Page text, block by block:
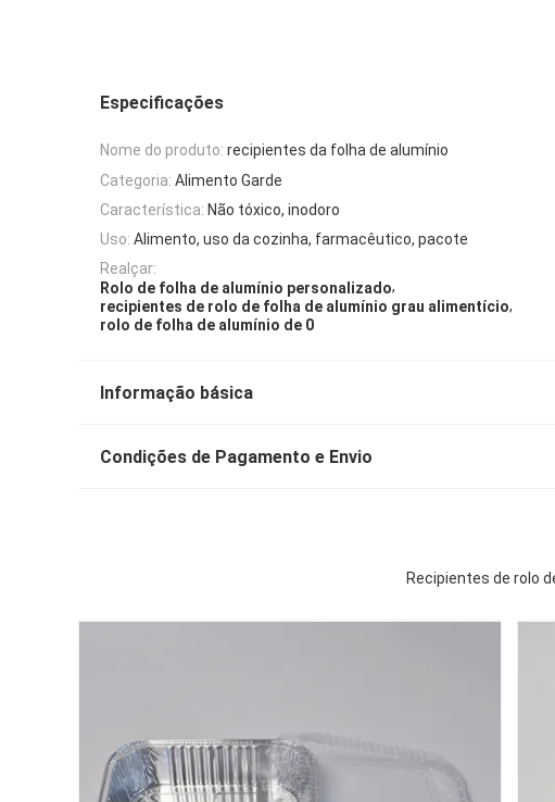
Especificações
Nome do produto: recipientes da folha de alumínio
Categoria: Alimento Garde
Característica: Não tóxico, inodoro
Uso: Alimento, uso da cozinha, farmacêutico, pacote
Realçar:
Rolo de folha de alumínio personalizado,
recipientes de rolo de folha de alumínio grau alimentício,
rolo de folha de alumínio de 0
Informação básica
Condições de Pagamento e Envio
Recipientes de rolo